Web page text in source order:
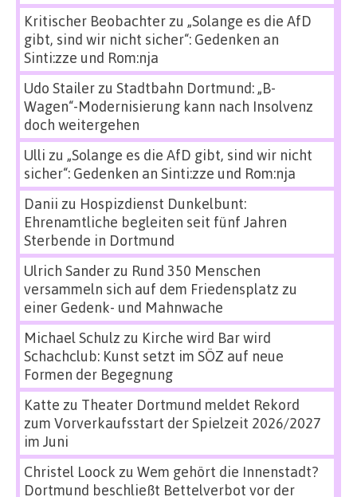
Kritischer Beobachterzu „Solange es die AfD
gibt, sind wir nicht sicher“: Gedenken an
Sinti:zze und Rom:nja
Udo Stailerzu Stadtbahn Dortmund: „B-
Wagen“-Modernisierung kann nach Insolvenz
doch weitergehen
Ulli zu „Solange es die AfD gibt, sind wir nicht
sicher“: Gedenken an Sinti:zze und Rom:nja
Danii zu Hospizdienst Dunkelbunt:
Ehrenamtliche begleiten seit fünf Jahren
Sterbende in Dortmund
Ulrich Sanderzu Rund 350 Menschen
versammeln sich auf dem Friedensplatz zu
einer Gedenk- und Mahnwache
Michael Schulz zu Kirche wird Bar wird
Schachclub: Kunst setzt im SÖZ auf neue
Formen der Begegnung
Katte zu Theater Dortmund meldet Rekord
zum Vorverkaufsstart der Spielzeit 2026/2027
im Juni
Christel Loock zu Wem gehört die Innenstadt?
Dortmund beschließt Bettelverbot vor der